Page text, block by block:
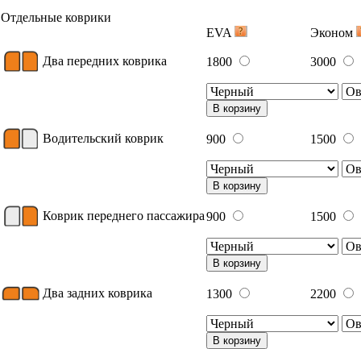
Отдельные коврики
EVA
Эконом
Два передних коврика 1800 3000
В корзину
Водительский коврик 900 1500
В корзину
Коврик переднего пассажира900 1500
В корзину
Два задних коврика 1300 2200
В корзину